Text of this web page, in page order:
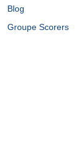
Blog
Groupe Scorers